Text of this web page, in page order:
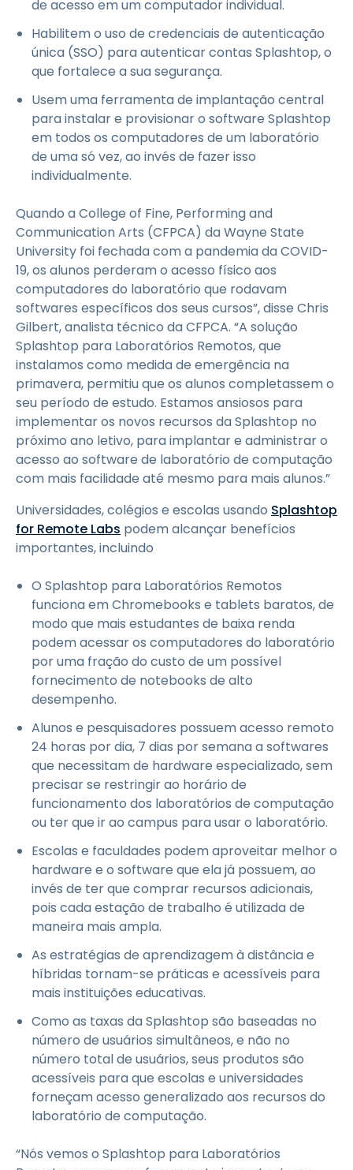
de acesso em um computador individual.
Habilitem o uso de credenciais de autenticação
única (SSO) para autenticar contas Splashtop, o
que fortalece a sua segurança.
Usem uma ferramenta de implantação central
para instalar e provisionar o software Splashtop
em todos os computadores de um laboratório
de uma só vez, ao invés de fazer isso
individualmente.
Quando a College of Fine, Performing and
Communication Arts (CFPCA) da Wayne State
University foi fechada com a pandemia da COVID-
19, os alunos perderam o acesso físico aos
computadores do laboratório que rodavam
softwares específicos dos seus cursos”, disse Chris
Gilbert, analista técnico da CFPCA. “A solução
Splashtop para Laboratórios Remotos, que
instalamos como medida de emergência na
primavera, permitiu que os alunos completassem o
seu período de estudo. Estamos ansiosos para
implementar os novos recursos da Splashtop no
próximo ano letivo, para implantar e administrar o
acesso ao software de laboratório de computação
com mais facilidade até mesmo para mais alunos.”
Universidades, colégios e escolas usando Splashtop
for Remote Labs podem alcançar benefícios
importantes, incluindo
O Splashtop para Laboratórios Remotos
funciona em Chromebooks e tablets baratos, de
modo que mais estudantes de baixa renda
podem acessar os computadores do laboratório
por uma fração do custo de um possível
fornecimento de notebooks de alto
desempenho.
Alunos e pesquisadores possuem acesso remoto
24 horas por dia, 7 dias por semana a softwares
que necessitam de hardware especializado, sem
precisar se restringir ao horário de
funcionamento dos laboratórios de computação
ou ter que ir ao campus para usar o laboratório.
Escolas e faculdades podem aproveitar melhor o
hardware e o software que ela já possuem, ao
invés de ter que comprar recursos adicionais,
pois cada estação de trabalho é utilizada de
maneira mais ampla.
As estratégias de aprendizagem à distância e
híbridas tornam-se práticas e acessíveis para
mais instituições educativas.
Como as taxas da Splashtop são baseadas no
número de usuários simultâneos, e não no
número total de usuários, seus produtos são
acessíveis para que escolas e universidades
forneçam acesso generalizado aos recursos do
laboratório de computação.
“Nós vemos o Splashtop para Laboratórios